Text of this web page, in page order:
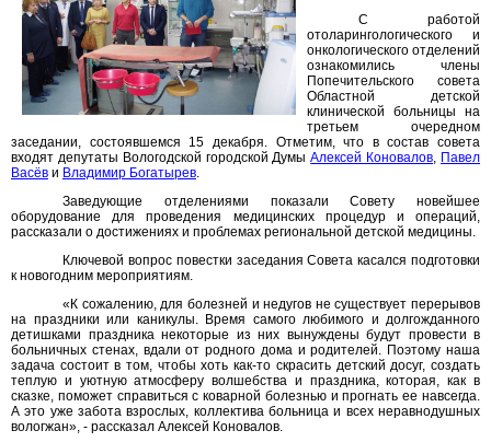
С работой
отоларингологического и
онкологического отделений
ознакомились члены
Попечительского совета
Областной детской
клинической больницы на
третьем очередном
заседании, состоявшемся 15 декабря. Отметим, что в состав совета
входят депутаты Вологодской городской ДумыАлексей Коновалов, Павел
Васёв и Владимир Богатырев.
Заведующие отделениями показали Совету новейшее
оборудование для проведения медицинских процедур и операций,
рассказали о достижениях и проблемах региональной детской медицины.
Ключевой вопрос повестки заседания Совета касался подготовки
к новогодним мероприятиям.
«К сожалению, для болезней и недугов не существует перерывов
на праздники или каникулы. Время самого любимого и долгожданного
детишками праздника некоторые из них вынуждены будут провести в
больничных стенах, вдали от родного дома и родителей. Поэтому наша
задача состоит в том, чтобы хоть как-то скрасить детский досуг, создать
теплую и уютную атмосферу волшебства и праздника, которая, как в
сказке, поможет справиться с коварной болезнью и прогнать ее навсегда.
А это уже забота взрослых, коллектива больница и всех неравнодушных
вологжан», - рассказал Алексей Коновалов.